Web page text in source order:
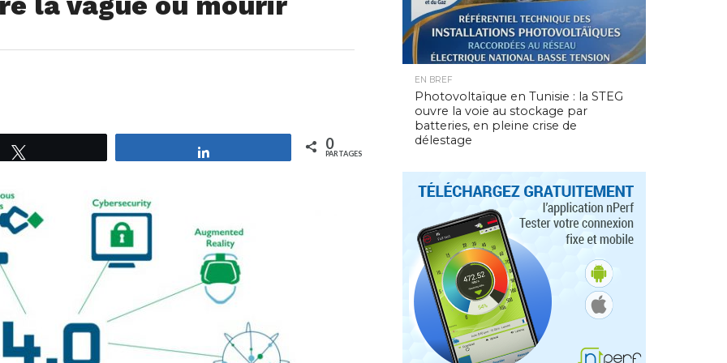
0
PARTAGES
EN BREF
Photovoltaïque en Tunisie : la STEG
ouvre la voie au stockage par
batteries, en pleine crise de
délestage